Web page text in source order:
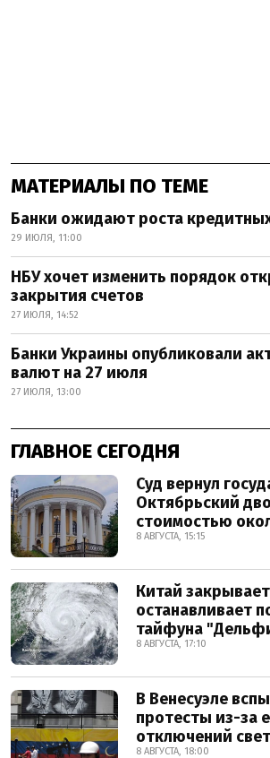
МАТЕРИАЛЫ ПО ТЕМЕ
Банки ожидают роста
29 ИЮЛЯ, 11:00
НБУ хочет изменить порядок
закрытия счетов
27 ИЮЛЯ, 14:52
Банки Украины опубликовали
валют на 27 июля
27 ИЮЛЯ, 13:00
ГЛАВНОЕ СЕГОДНЯ
Суд вернул
Октябрьский
стоимостью
8 АВГУСТА, 15:15
Китай
останавливает
тайфуна
8 АВГУСТА, 17:10
В Венесуэле
протесты из-за
отключений
8 АВГУСТА, 18:00